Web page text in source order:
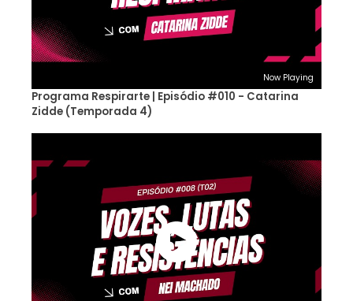
Now Playing
Programa Respirarte | Episódio #010 - Catarina
Zidde (Temporada 4)